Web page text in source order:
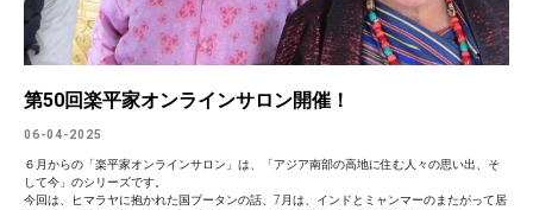
第50回楽平家オンラインサロン開催！
06-04-2025
６月からの「楽平家オンラインサロン」は、「アジア南部の高地に住む人々の思い出、そ
して今」のシリーズです。
今回は、ヒマラヤに抱かれた国ブータンの話、7月は、インドとミャンマーのまたがって居